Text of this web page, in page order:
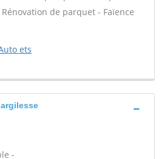
de parquet - Faïence
ets
-